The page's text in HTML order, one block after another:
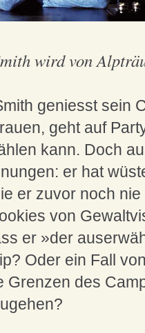
wird von
geniesst sein
geht auf
kann. Doch
er hat
er zuvor noch
von
er »der
Oder ein Fall
Grenzen des